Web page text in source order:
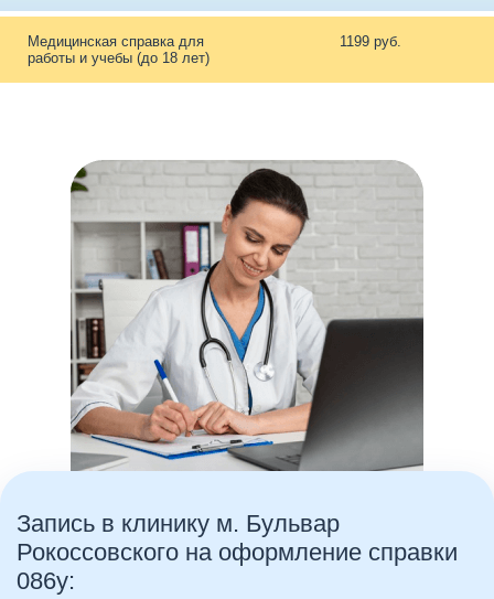
Медицинская справка для
работы и учебы (до 18 лет)
1199 руб.
Запись в клинику м. Бульвар
Рокоссовского на оформление справки
086у: